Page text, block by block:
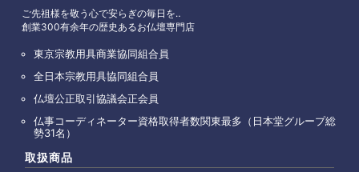
ご先祖様を敬う心で安らぎの毎日を‥
創業300有余年の歴史あるお仏壇専門店
東京宗教用具商業協同組合員
全日本宗教用具協同組合員
仏壇公正取引協議会正会員
仏事コーディネーター資格取得者数関東最多（日本堂グループ総
勢31名）
取扱商品